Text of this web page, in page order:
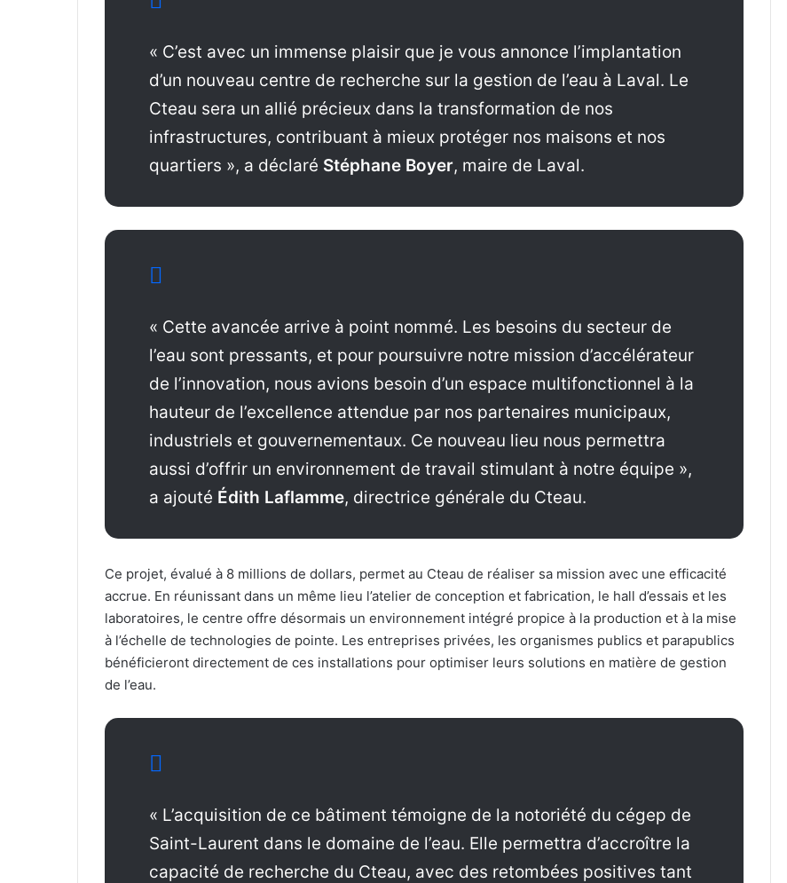
« C’est avec un immense plaisir que je vous annonce l’implantation
d’un nouveau centre de recherche sur la gestion de l’eau à Laval. Le
Cteau sera un allié précieux dans la transformation de nos
infrastructures, contribuant à mieux protéger nos maisons et nos
quartiers », a déclaré Stéphane Boyer, maire de Laval.
« Cette avancée arrive à point nommé. Les besoins du secteur de
l’eau sont pressants, et pour poursuivre notre mission d’accélérateur
de l’innovation, nous avions besoin d’un espace multifonctionnel à la
hauteur de l’excellence attendue par nos partenaires municipaux,
industriels et gouvernementaux. Ce nouveau lieu nous permettra
aussi d’offrir un environnement de travail stimulant à notre équipe »,
a ajouté Édith Laflamme, directrice générale du Cteau.
Ce projet, évalué à 8 millions de dollars, permet au Cteau de réaliser sa mission avec une efficacité
accrue. En réunissant dans un même lieu l’atelier de conception et fabrication, le hall d’essais et les
laboratoires, le centre offre désormais un environnement intégré propice à la production et à la mise
à l’échelle de technologies de pointe. Les entreprises privées, les organismes publics et parapublics
bénéficieront directement de ces installations pour optimiser leurs solutions en matière de gestion
de l’eau.
« L’acquisition de ce bâtiment témoigne de la notoriété du cégep de
Saint-Laurent dans le domaine de l’eau. Elle permettra d’accroître la
capacité de recherche du Cteau, avec des retombées positives tant